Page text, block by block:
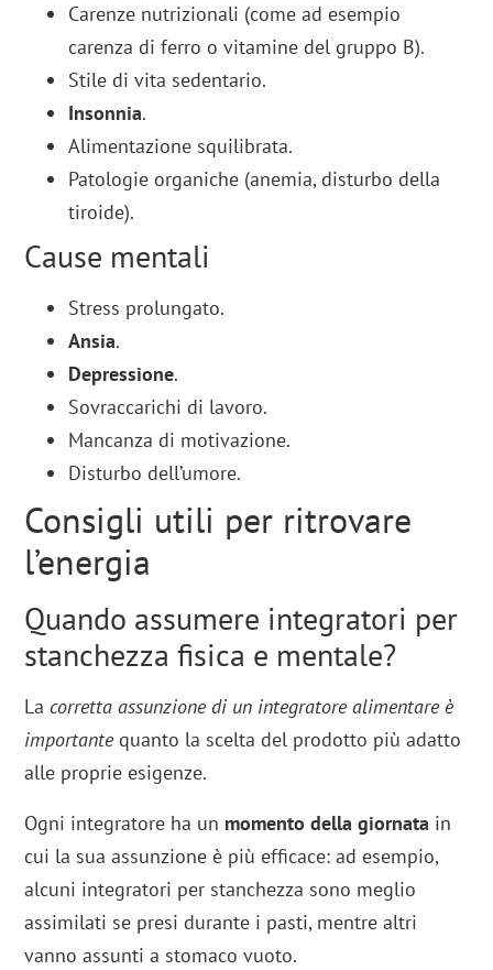
Carenze nutrizionali (come ad esempio
carenza di ferro o vitamine del gruppo B).
Stile di vita sedentario.
Insonnia.
Alimentazione squilibrata.
Patologie organiche (anemia, disturbo della
tiroide).
Cause mentali
Stress prolungato.
Ansia.
Depressione.
Sovraccarichi di lavoro.
Mancanza di motivazione.
Disturbo dell’umore.
Consigli utili per ritrovare
l’energia
Quando assumere integratori per
stanchezza fisica e mentale?
La corretta assunzione di un integratore alimentare è
importantequanto la scelta del prodotto più adatto
alle proprie esigenze.
Ogni integratore ha un momento della giornata in
cui la sua assunzione è più efficace: ad esempio,
alcuni integratori per stanchezza sono meglio
assimilati se presi durante i pasti, mentre altri
vanno assunti a stomaco vuoto.